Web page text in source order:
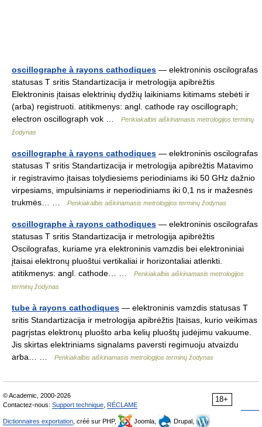
oscillographe à rayons cathodiques — elektroninis oscilografas
statusas T sritis Standartizacija ir metrologija apibrėžtis
Elektroninis įtaisas elektrinių dydžių laikiniams kitimams stebėti ir
(arba) registruoti. atitikmenys: angl. cathode ray oscillograph;
electron oscillograph vok …
Penkiakalbis aiškinamasis metrologijos terminų
žodynas
oscillographe à rayons cathodiques — elektroninis oscilografas
statusas T sritis Standartizacija ir metrologija apibrėžtis Matavimo
ir registravimo įtaisas tolydiesiems periodiniams iki 50 GHz dažnio
virpesiams, impulsiniams ir neperiodiniams iki 0,1 ns ir mažesnės
trukmės… …
Penkiakalbis aiškinamasis metrologijos terminų žodynas
oscillographe à rayons cathodiques — elektroninis oscilografas
statusas T sritis Standartizacija ir metrologija apibrėžtis
Oscilografas, kuriame yra elektroninis vamzdis bei elektroniniai
įtaisai elektronų pluoštui vertikaliai ir horizontaliai atlenkti.
atitikmenys: angl. cathode… …
Penkiakalbis aiškinamasis metrologijos
terminų žodynas
tube à rayons cathodiques — elektroninis vamzdis statusas T
sritis Standartizacija ir metrologija apibrėžtis Įtaisas, kurio veikimas
pagrįstas elektronų pluošto arba kelių pluoštų judėjimu vakuume.
Jis skirtas elektriniams signalams paversti regimuoju atvaizdu
arba… …
Penkiakalbis aiškinamasis metrologijos terminų žodynas
18+
© Academic, 2000-2026
Contactez-nous: Support technique RÉCLAME
Dictionnaires exportation , créé sur PHP, Joomla, Drupal,